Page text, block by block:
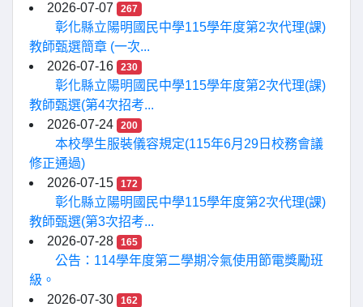
2026-07-07
267
彰化縣立陽明國民中學115學年度第2次代理(課)
教師甄選簡章 (一次...
2026-07-16
230
彰化縣立陽明國民中學115學年度第2次代理(課)
教師甄選(第4次招考...
2026-07-24
200
本校學生服裝儀容規定(115年6月29日校務會議
修正通過)
2026-07-15
172
彰化縣立陽明國民中學115學年度第2次代理(課)
教師甄選(第3次招考...
2026-07-28
165
公告：114學年度第二學期冷氣使用節電獎勵班
級。
2026-07-30
162